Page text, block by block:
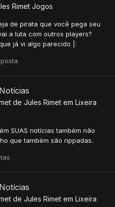
Rimet Jogos
de pirata que você pega seu
a luta com outros players?
já vi algo parecido |:
de Jules Rimet em Lixeira
SUAS notícias também não
que também são rippadas.
de Jules Rimet em Lixeira